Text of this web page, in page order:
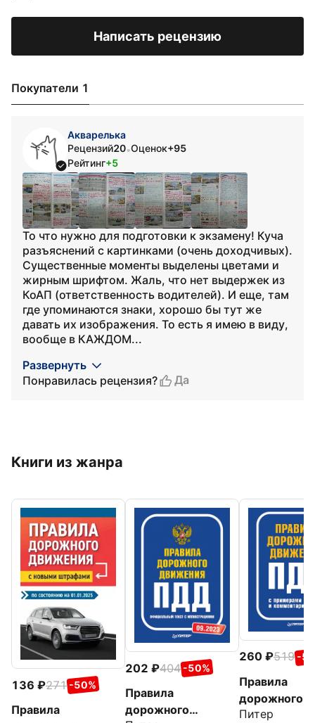
Написать рецензию
Покупатели 1
Акварелька
Рецензий20•Оценок+95
Рейтинг+5
То что нужно для подготовки к экзамену! Куча
разъяснений с картинками (очень доходчивых).
Существенные моменты выделены цветами и
жирным шрифтом. Жаль, что нет выдержек из
КоАП (ответственность водителей). И еще, там
где упоминаются знаки, хорошо бы тут же
давать их изображения. То есть я имею в виду,
вообще в КАЖДОМ...
Развернуть
Понравилась рецензия?
Да
Книги из жанра
136 271 -50%
Правила
202 404 -50%
Правила
дорожного
260 519 -
Правила
дорожного
движения
Питер